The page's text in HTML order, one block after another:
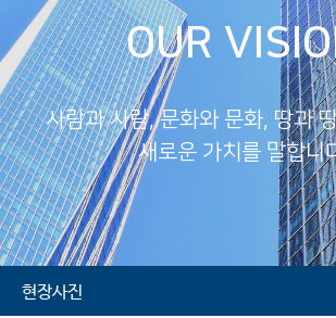
OUR
사람과 사람, 문화와 문화, 땅과
새로운 가치를 말합니
현장사진